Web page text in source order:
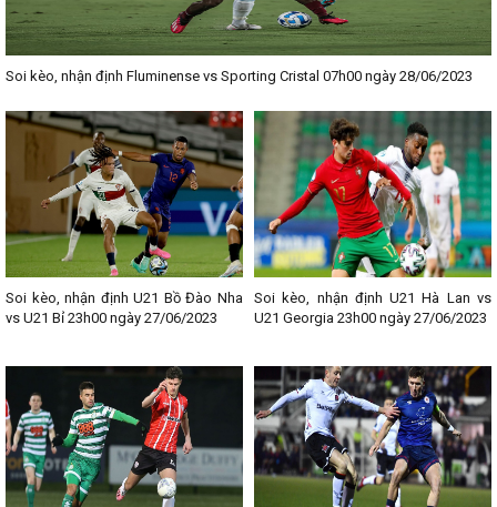
Soi kèo, nhận định Fluminense vs Sporting Cristal 07h00 ngày 28/06/2023
Soi kèo, nhận định U21 Bồ Đào Nha
vs U21 Bỉ 23h00 ngày 27/06/2023
Soi kèo, nhận định U21 Hà Lan vs
U21 Georgia 23h00 ngày 27/06/2023